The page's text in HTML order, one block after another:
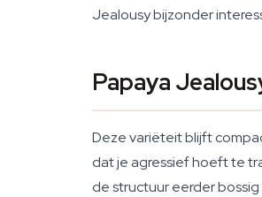
Jealousy bijzonder
Papaya
Deze variëteit blijft
dat je agressief hoeft te
de structuur eerder